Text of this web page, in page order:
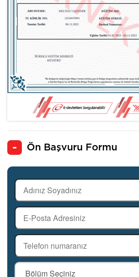
Ön Başvuru Formu